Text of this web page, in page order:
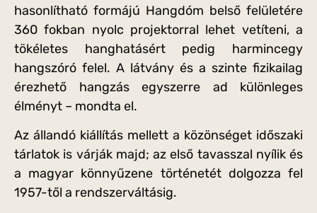
hasonlítható formájú Hangdóm belső felületére
360 fokban nyolc projektorral lehet vetíteni, a
tökéletes hanghatásért pedig harmincegy
hangszóró felel. A látvány és a szinte fizikailag
érezhető hangzás egyszerre ad különleges
élményt – mondta el.
Az állandó kiállítás mellett a közönséget időszaki
tárlatok is várják majd; az első tavasszal nyílik és
a magyar könnyűzene történetét dolgozza fel
1957-től a rendszerváltásig.